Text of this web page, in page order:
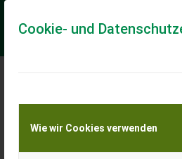
Cookie- und
Wie wir Cookies verwenden
Meine
Transport von Land-
KEINE